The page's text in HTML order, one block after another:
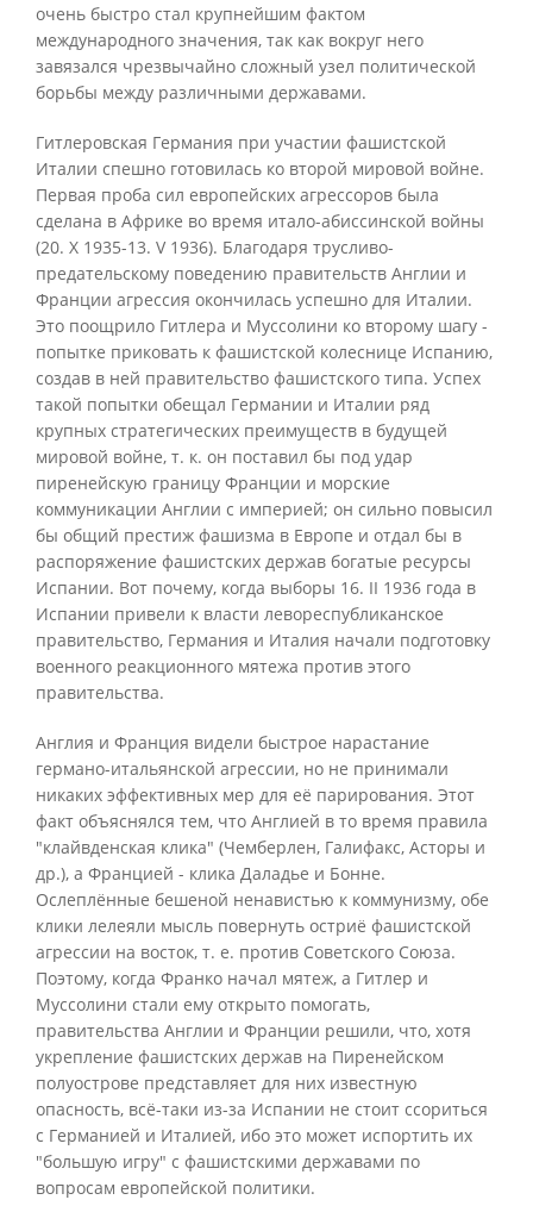
очень быстро стал крупнейшим фактом
международного значения, так как вокруг него
завязался чрезвычайно сложный узел политической
борьбы между различными державами.
Гитлеровская Германия при участии фашистской
Италии спешно готовилась ко второй мировой войне.
Первая проба сил европейских агрессоров была
сделана в Африке во время итало-абиссинской войны
(20. X 1935-13. V 1936). Благодаря трусливо-
предательскому поведению правительств Англии и
Франции агрессия окончилась успешно для Италии.
Это поощрило Гитлера и Муссолини ко второму шагу -
попытке приковать к фашистской колеснице Испанию,
создав в ней правительство фашистского типа. Успех
такой попытки обещал Германии и Италии ряд
крупных стратегических преимуществ в будущей
мировой войне, т. к. он поставил бы под удар
пиренейскую границу Франции и морские
коммуникации Англии с империей; он сильно повысил
бы общий престиж фашизма в Европе и отдал бы в
распоряжение фашистских держав богатые ресурсы
Испании. Вот почему, когда выборы 16. II 1936 года в
Испании привели к власти левореспубликанское
правительство, Германия и Италия начали подготовку
военного реакционного мятежа против этого
правительства.
Англия и Франция видели быстрое нарастание
германо-итальянской агрессии, но не принимали
никаких эффективных мер для её парирования. Этот
факт объяснялся тем, что Англией в то время правила
"клайвденская клика" (Чемберлен, Галифакс, Асторы и
др.), а Францией - клика Даладье и Бонне.
Ослеплённые бешеной ненавистью к коммунизму, обе
клики лелеяли мысль повернуть остриё фашистской
агрессии на восток, т. е. против Советского Союза.
Поэтому, когда Франко начал мятеж, а Гитлер и
Муссолини стали ему открыто помогать,
правительства Англии и Франции решили, что, хотя
укрепление фашистских держав на Пиренейском
полуострове представляет для них известную
опасность, всё-таки из-за Испании не стоит ссориться
с Германией и Италией, ибо это может испортить их
"большую игру" с фашистскими державами по
вопросам европейской политики.